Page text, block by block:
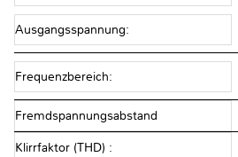
Ausgangsspannung:
Frequenzbereich:
Fremdspannungsabstand
Klirrfaktor (THD) :